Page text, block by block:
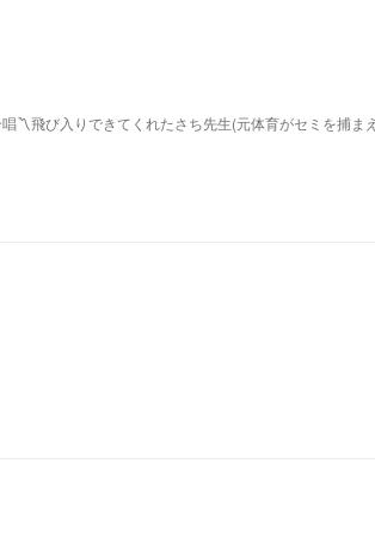
〽飛び入りできてくれたさち先生(元体育がセミを捕ま